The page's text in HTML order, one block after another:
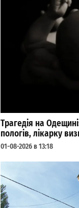
Трагедія на
пологів, лікарку
01-08-2026 в 13:18